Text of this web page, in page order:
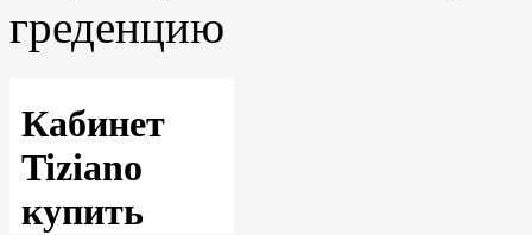
греденцию
Кабинет
Tiziano
купить